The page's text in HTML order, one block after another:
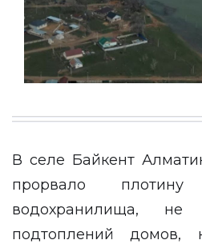
В селе Байкент
прорвало плотину
водохранилища,
подтоплений домов,